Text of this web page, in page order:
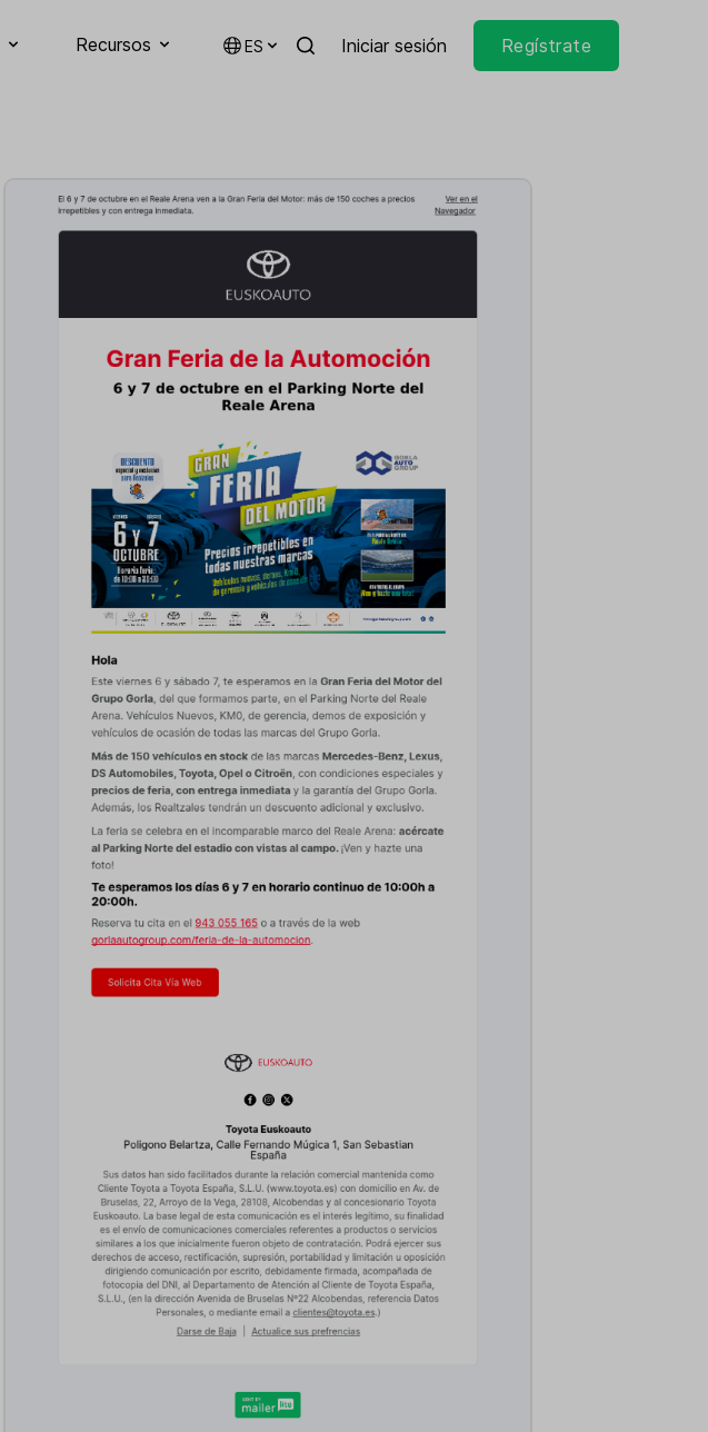
Recursos ES Iniciar sesión Regístrate